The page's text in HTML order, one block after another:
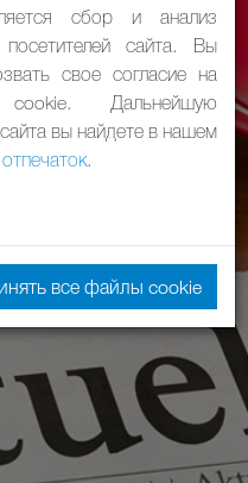
сбор и анализ
сайта. Вы
свое согласие на
Дальнейшую
вы найдете в нашем
отпечаток.
все файлы cookie